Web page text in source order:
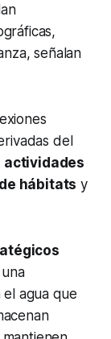
señalan
del
actividades
hábitats y
agua que